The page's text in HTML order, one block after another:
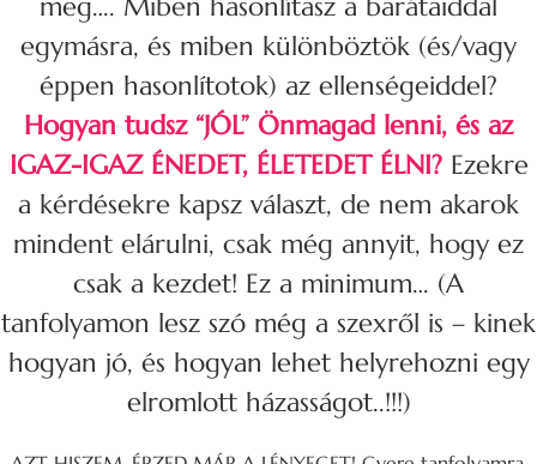
meg…. Miben hasonlítasz a barátaiddal
egymásra, és miben különböztök (és/vagy
éppen hasonlítotok) az ellenségeiddel?
Hogyan tudsz “JÓL” Önmagad lenni, és az
IGAZ-IGAZ ÉNEDET, ÉLETEDET ÉLNI?Ezekre
a kérdésekre kapsz választ, de nem akarok
mindent elárulni, csak még annyit, hogy ez
csak a kezdet! Ez a minimum… (A
tanfolyamon lesz szó még a szexről is – kinek
hogyan jó, és hogyan lehet helyrehozni egy
elromlott házasságot..!!!)